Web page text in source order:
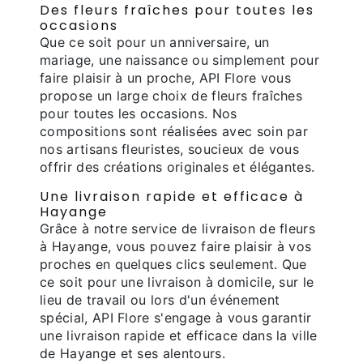
Des fleurs fraîches pour toutes les
occasions
Que ce soit pour un anniversaire, un
mariage, une naissance ou simplement pour
faire plaisir à un proche, API Flore vous
propose un large choix de fleurs fraîches
pour toutes les occasions. Nos
compositions sont réalisées avec soin par
nos artisans fleuristes, soucieux de vous
offrir des créations originales et élégantes.
Une livraison rapide et efficace à
Hayange
Grâce à notre service de livraison de fleurs
à Hayange, vous pouvez faire plaisir à vos
proches en quelques clics seulement. Que
ce soit pour une livraison à domicile, sur le
lieu de travail ou lors d'un événement
spécial, API Flore s'engage à vous garantir
une livraison rapide et efficace dans la ville
de Hayange et ses alentours.